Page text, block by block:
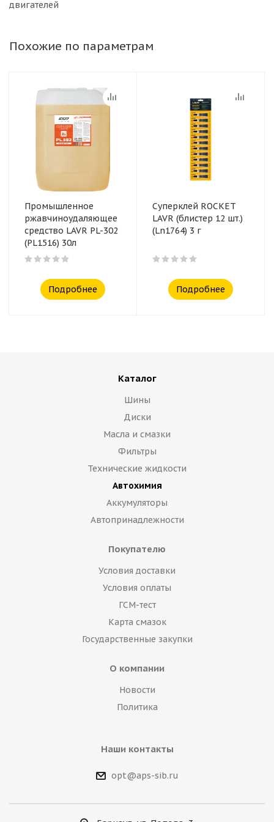
двигателей
Похожие по параметрам
Промышленное
ржавчиноудаляющее
средство LAVR PL-302
(PL1516) 30л
Подробнее
Суперклей ROCKET
LAVR (блистер 12 шт.)
(Ln1764) 3 г
Подробнее
Каталог
Шины
Диски
Масла и смазки
Фильтры
Технические жидкости
Автохимия
Аккумуляторы
Автопринадлежности
Покупателю
Условия доставки
Условия оплаты
ГСМ-тест
Карта смазок
Государственные закупки
О компании
Новости
Политика
Наши контакты
opt@aps-sib.ru